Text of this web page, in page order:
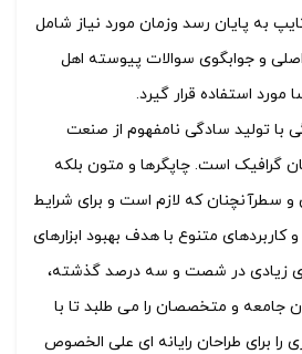
به پایان رسد وزمان مورد نیاز شامل
و جوابگوی سوالات پیوسته اهل
استفاده قرار گیرد.
با تولید سادگی نامفهوم از صنعت
گرافیک است. چاپگرها و متون بلکه
سطرآنچنان که لازم است و برای شرایط
کاربردهای متنوع با هدف بهبود ابزارهای
زیادی در شصت و سه درصد گذشته،
جامعه و متخصصان را می طلبد تا با
را برای طراحان رایانه ای علی الخصوص